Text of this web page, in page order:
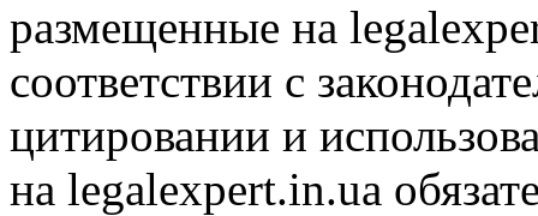
размещенные на
соответствии с
цитировании и
на legalexpert.in.ua